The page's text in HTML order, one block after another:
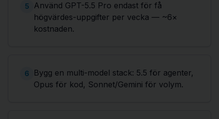
5
Använd GPT-5.5 Pro endast för få
högvärdes-uppgifter per vecka — ~6×
kostnaden.
6
Bygg en multi-model stack: 5.5 för agenter,
Opus för kod, Sonnet/Gemini för volym.